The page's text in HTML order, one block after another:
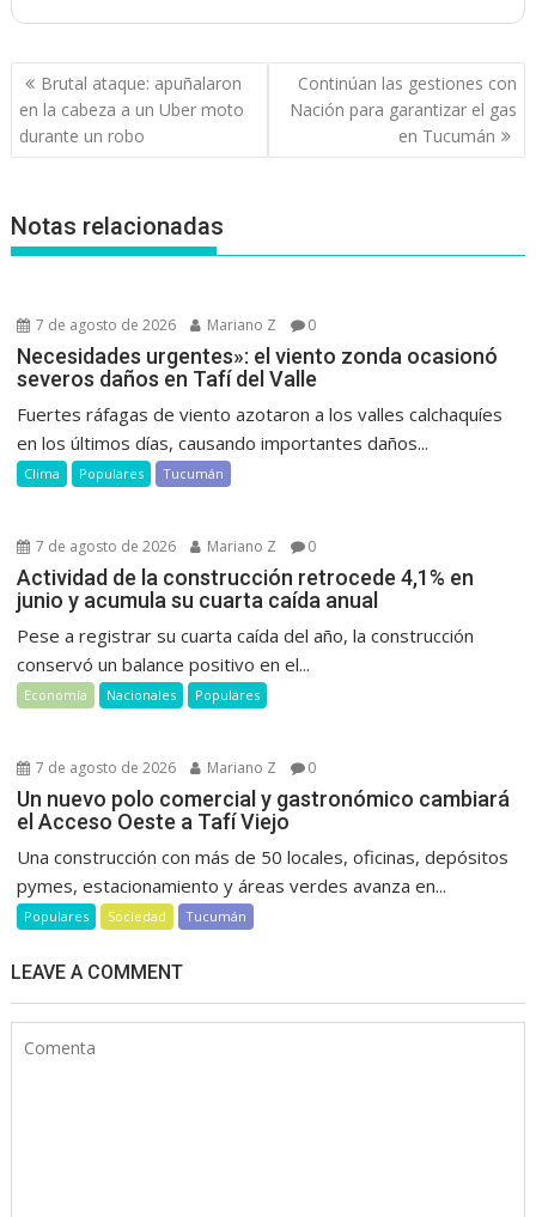
Navegación
de
entradas
Brutal ataque: apuñalaron
en la cabeza a un Uber moto
durante un robo
Continúan las gestiones con
Nación para garantizar el gas
en Tucumán
Notas relacionadas
7 de agosto de 2026 Mariano Z 0
Necesidades urgentes»: el viento zonda ocasionó
severos daños en Tafí del Valle
Fuertes ráfagas de viento azotaron a los valles calchaquíes
en los últimos días, causando importantes daños...
Clima Populares Tucumán
7 de agosto de 2026 Mariano Z 0
Actividad de la construcción retrocede 4,1% en
junio y acumula su cuarta caída anual
Pese a registrar su cuarta caída del año, la construcción
conservó un balance positivo en el...
Economía Nacionales Populares
7 de agosto de 2026 Mariano Z 0
Un nuevo polo comercial y gastronómico cambiará
el Acceso Oeste a Tafí Viejo
Una construcción con más de 50 locales, oficinas, depósitos
pymes, estacionamiento y áreas verdes avanza en...
Populares Sociedad Tucumán
LEAVE A COMMENT